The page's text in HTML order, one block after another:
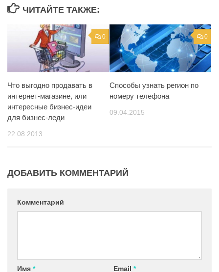
ЧИТАЙТЕ ТАКЖЕ:
0
Что выгодно продавать в
интернет-магазине, или
интересные бизнес-идеи
для бизнес-леди
22.08.2013
0
Способы узнать регион по
номеру телефона
09.04.2015
ДОБАВИТЬ КОММЕНТАРИЙ
Комментарий
Имя * Email *